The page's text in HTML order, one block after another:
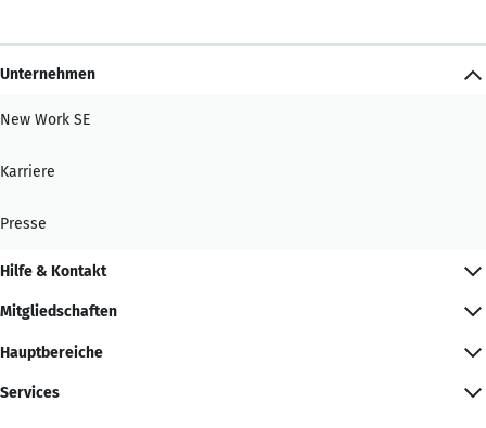
Unternehmen
New Work SE
Karriere
Presse
Hilfe & Kontakt
Mitgliedschaften
Hauptbereiche
Services